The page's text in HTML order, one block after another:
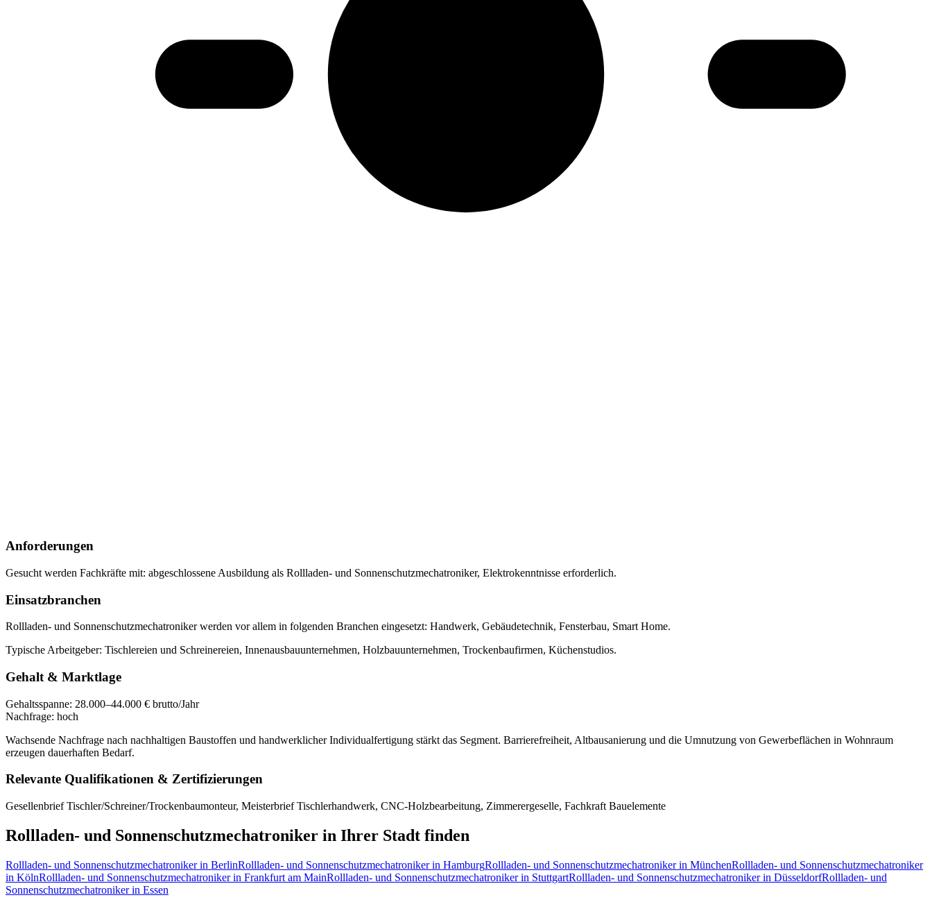
Anforderungen
Gesucht werden Fachkräfte mit: abgeschlossene Ausbildung als Rollladen- und Sonnenschutzmechatroniker, Elektrokenntnisse erforderlich.
Einsatzbranchen
Rollladen- und Sonnenschutzmechatronikerwerden vor allem in folgenden Branchen eingesetzt: Handwerk, Gebäudetechnik, Fensterbau, Smart Home.
Typische Arbeitgeber: Tischlereien und Schreinereien, Innenausbauunternehmen, Holzbauunternehmen, Trockenbaufirmen, Küchenstudios.
Gehalt & Marktlage
Gehaltsspanne: 28.000–44.000 € brutto/Jahr
Nachfrage: hoch
Wachsende Nachfrage nach nachhaltigen Baustoffen und handwerklicher Individualfertigung stärkt das Segment. Barrierefreiheit, Altbausanierung und die Umnutzung von Gewerbeflächen in Wohnraum
erzeugen dauerhaften Bedarf.
Relevante Qualifikationen & Zertifizierungen
Gesellenbrief Tischler/Schreiner/Trockenbaumonteur, Meisterbrief Tischlerhandwerk, CNC-Holzbearbeitung, Zimmerergeselle, Fachkraft Bauelemente
Rollladen- und Sonnenschutzmechatroniker in Ihrer Stadt finden
Rollladen- und Sonnenschutzmechatronikerin BerlinRollladen- und Sonnenschutzmechatronikerin HamburgRollladen- und Sonnenschutzmechatronikerin MünchenRollladen- und Sonnenschutzmechatroniker
in KölnRollladen- und Sonnenschutzmechatronikerin Frankfurt am MainRollladen- und Sonnenschutzmechatronikerin StuttgartRollladen- und Sonnenschutzmechatronikerin DüsseldorfRollladen- und
Sonnenschutzmechatronikerin Essen